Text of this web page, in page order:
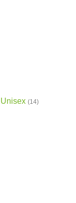
Unisex (14)